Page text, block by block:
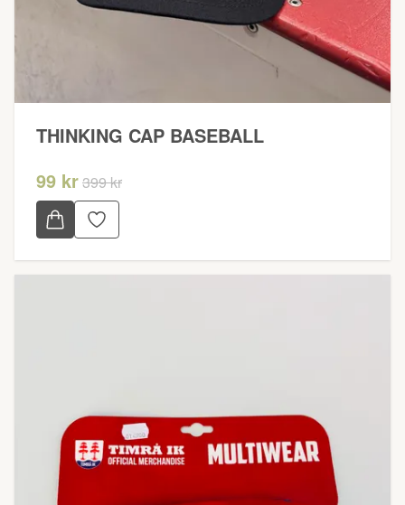
THINKING CAP BASEBALL
99 kr399 kr